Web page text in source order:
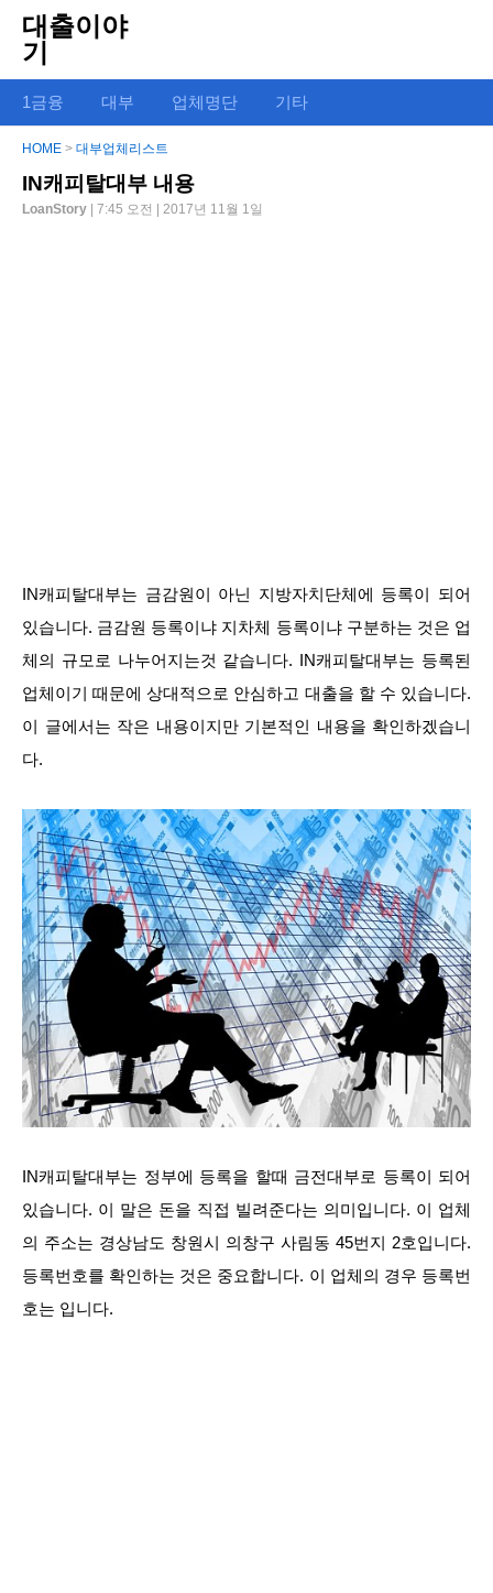
대출이야
기
1금융 대부 업체명단 기타
HOME > 대부업체리스트
IN캐피탈대부 내용
LoanStory | 7:45 오전 | 2017년 11월 1일
IN캐피탈대부는 금감원이 아닌 지방자치단체에 등록이 되어
있습니다. 금감원 등록이냐 지차체 등록이냐 구분하는 것은 업
체의 규모로 나누어지는것 같습니다. IN캐피탈대부는 등록된
업체이기 때문에 상대적으로 안심하고 대출을 할 수 있습니다.
이 글에서는 작은 내용이지만 기본적인 내용을 확인하겠습니
다.
IN캐피탈대부는 정부에 등록을 할때 금전대부로 등록이 되어
있습니다. 이 말은 돈을 직접 빌려준다는 의미입니다. 이 업체
의 주소는 경상남도 창원시 의창구 사림동 45번지 2호입니다.
등록번호를 확인하는 것은 중요합니다. 이 업체의 경우 등록번
호는 입니다.